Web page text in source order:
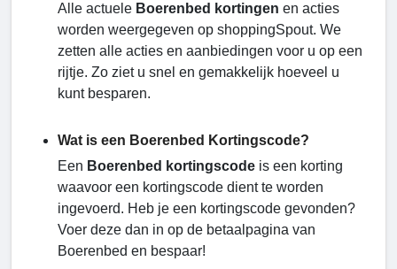
Alle actuele Boerenbed kortingen en acties
worden weergegeven op shoppingSpout. We
zetten alle acties en aanbiedingen voor u op een
rijtje. Zo ziet u snel en gemakkelijk hoeveel u
kunt besparen.
Wat is een Boerenbed Kortingscode?
Een Boerenbed kortingscode is een korting
waavoor een kortingscode dient te worden
ingevoerd. Heb je een kortingscode gevonden?
Voer deze dan in op de betaalpagina van
Boerenbed en bespaar!